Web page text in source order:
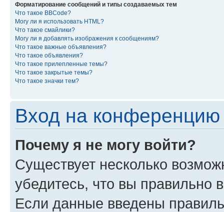
Форматирование сообщений и типы создаваемых тем
Что такое BBCode?
Могу ли я использовать HTML?
Что такое смайлики?
Могу ли я добавлять изображения к сообщениям?
Что такое важные объявления?
Что такое объявления?
Что такое прилепленные темы?
Что такое закрытые темы?
Что такое значки тем?
Вход на конференцию
Почему я не могу войти?
Существует несколько
убедитесь, что вы правильно
Если данные введены